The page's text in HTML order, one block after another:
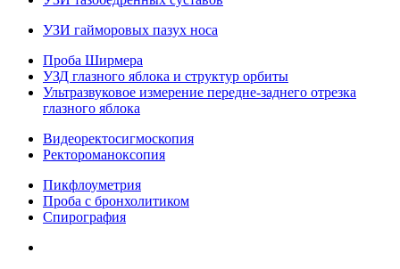
УЗИ гайморовых пазух носа
Проба Ширмера
УЗД глазного яблока и структур орбиты
Ультразвуковое измерение передне-заднего отрезка
глазного яблока
Видеоректосигмоскопия
Ректороманоксопия
Пикфлоуметрия
Проба с бронхолитиком
Спирография